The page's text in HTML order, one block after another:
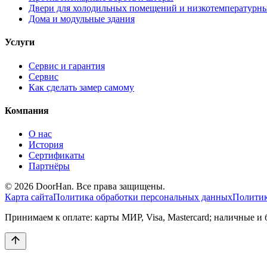
Двери для холодильных помещений и
Дома и модульные здания
Услуги
Сервис и гарантия
Сервис
Как сделать замер самому
Компания
О нас
История
Сертификаты
Партнёры
© 2026 DoorHan. Все права защищены.
Карта сайтаПолитика обработки персональных данных
Принимаем к оплате: карты МИР, Visa, Mastercard; наличные и